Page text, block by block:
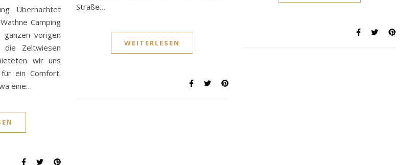
Übernachtet
Camping
vorigen
Zeltwiesen
wir uns
ein Comfort.
eine…
Straße…
WEITERLESEN